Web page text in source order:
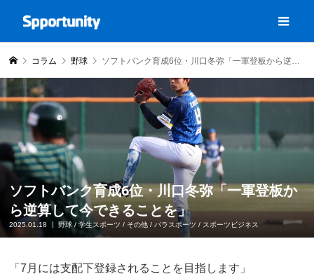
コラム 野球 ソフトバンク育成6位・川口冬弥「一軍登板から逆算して今できることを」
ソフトバンク育成6位・川口冬弥「一軍登板か
ら逆算して今できることを」
2025.01.18 野球/学生スポーツ / その他 / パラスポーツ / スポーツビジネス
「7月には支配下登録されることを目指します」